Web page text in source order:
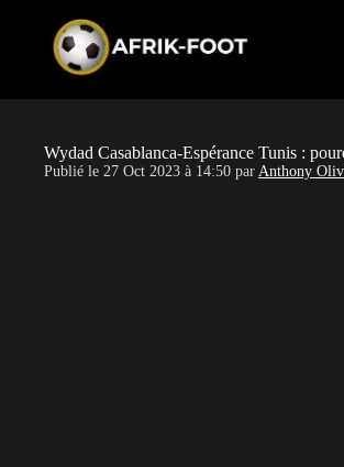
Wydad Casablanca-Espérance Tunis :
Publié le 27 Oct 2023 à 14:50 par Anthony